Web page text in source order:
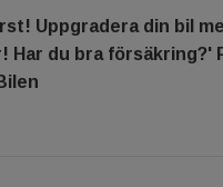
Uppgradera din bil
Har du bra försäkring?'